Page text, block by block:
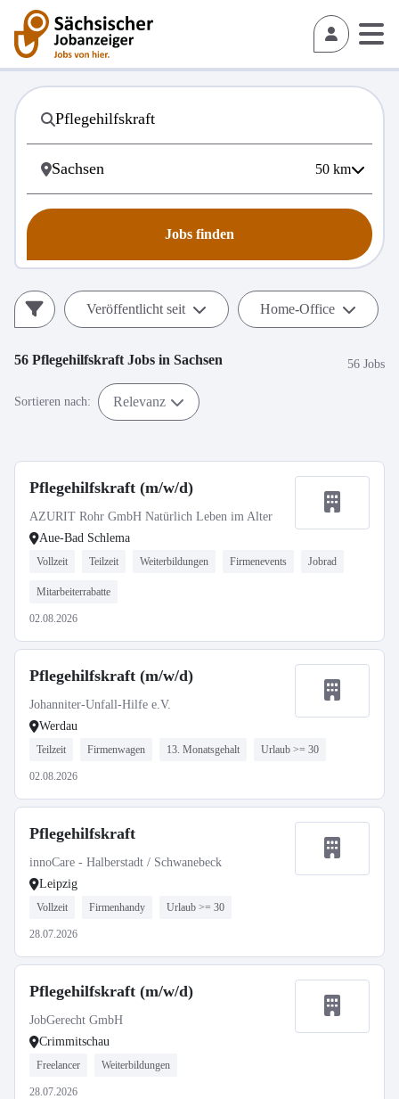
50 km
Jobs finden
Veröffentlicht seit Home-Office
56 Pflegehilfskraft Jobs in Sachsen 56 Jobs
Sortieren nach: Relevanz
Pflegehilfskraft (m/w/d)
AZURIT Rohr GmbH Natürlich Leben im Alter
Aue-Bad Schlema
Vollzeit Teilzeit Weiterbildungen Firmenevents Jobrad
Mitarbeiterrabatte
02.08.2026
Pflegehilfskraft (m/w/d)
Johanniter-Unfall-Hilfe e.V.
Werdau
Teilzeit Firmenwagen 13. Monatsgehalt Urlaub >= 30
02.08.2026
Pflegehilfskraft
innoCare - Halberstadt / Schwanebeck
Leipzig
Vollzeit Firmenhandy Urlaub >= 30
28.07.2026
Pflegehilfskraft (m/w/d)
JobGerecht GmbH
Crimmitschau
Freelancer Weiterbildungen
28.07.2026